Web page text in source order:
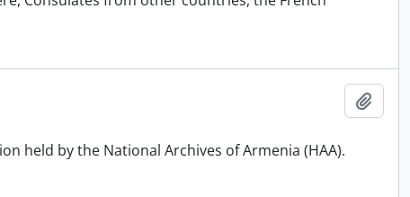
held by the National Archives of Armenia (HAA).